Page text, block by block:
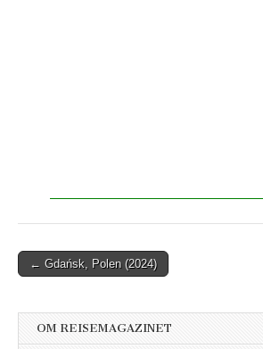
Post navigation
← Gdańsk, Polen (2024)
OM REISEMAGAZINET